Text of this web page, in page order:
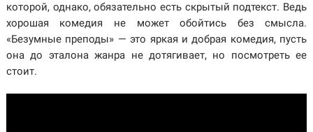
которой, однако, обязательно есть скрытый подтекст. Ведь
хорошая комедия не может обойтись без смысла.
«Безумные преподы» — это яркая и добрая комедия, пусть
она до эталона жанра не дотягивает, но посмотреть ее
стоит.